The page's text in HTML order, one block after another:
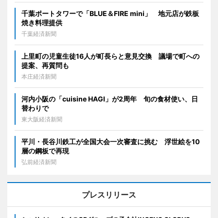
千葉ポートタワーで「BLUE＆FIRE mini」 地元店が鉄板
焼き料理提供
千葉経済新聞
上里町の児童生徒16人が町長らと意見交換 議場で町への
提案、再質問も
本庄経済新聞
河内小阪の「cuisine HAGI」が2周年 旬の食材使い、日
替わりで
東大阪経済新聞
平川・長谷川鉄工が全国大会一次審査に挑む 浮世絵を10
層の鋼板で再現
弘前経済新聞
プレスリリース